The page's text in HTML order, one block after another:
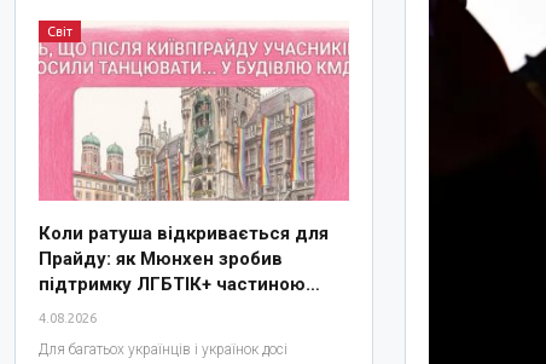
Світ
Коли ратуша відкривається для
Прайду: як Мюнхен зробив
підтримку ЛГБТІК+ частиною…
4.08.2026
Для багатьох українців і українок досі